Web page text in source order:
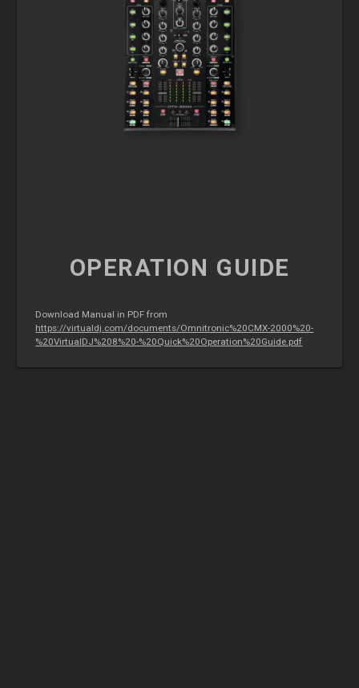
OPERATION GUIDE
Download Manual in PDF from
https://virtualdj.com/documents/Omnitronic%20CMX-2000%20-
%20VirtualDJ%208%20-%20Quick%20Operation%20Guide.pdf